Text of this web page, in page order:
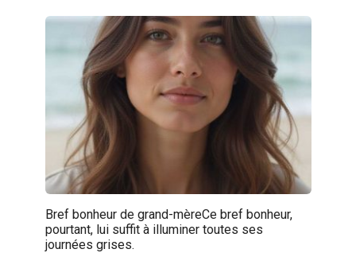
Bref bonheur de grand-mèreCe bref bonheur,
pourtant, lui suffit à illuminer toutes ses
journées grises.